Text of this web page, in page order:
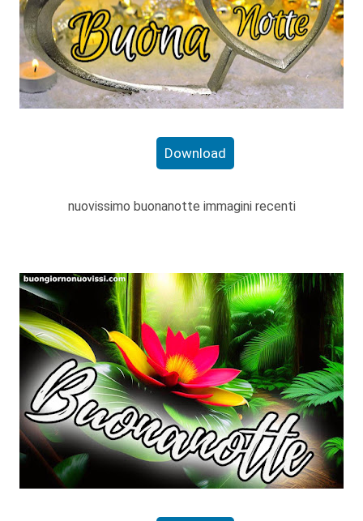
Download
nuovissimo buonanotte immagini recenti